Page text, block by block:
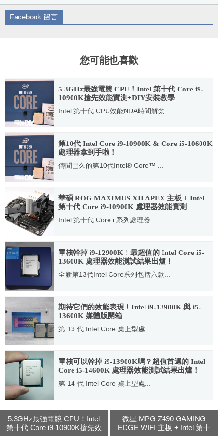
Facebook 留言
您可能也喜歡
5.3GHz最強電競 CPU！Intel 第十代 Core i9-
10900K搶先效能實測+DIY安裝教學
Intel 第十代 CPU效能NDA時間解禁...
2020.05.20
第10代 Intel Core i9-10900K & Core i5-10600K
處理器拿到手啦！
傳聞已久的第10代Intel® Core™ ...
華碩 ROG MAXIMUS XII APEX 主板 + Intel
第十代 Core i9-10900K 處理器效能實測
Intel 第十代 Core i 系列處理器...
2020.05.21
單核幹掉 i9-12900K！最超值的 Intel Core i5-
13600K 處理器效能測試結果出爐！
全新第13代Intel Core系列包括六款...
2022.10.21
期待它們的效能表現！Intel i9-13900K 與 i5-
13600K 媒體版開箱
第 13 代 Intel Core 桌上型處...
2022.10.11
單核可以幹掉 i9-13900K嗎？超值首選的 Intel
Core i5-14600K 處理器效能測試結果出爐！
第 14 代 Intel Core 桌上型處...
5.3GHz最強電競 CPU！Intel
第十代 Core i9-10900K搶先效
微星 MPG Z490 GAMING
EDGE WIFI 主板 + Intel 第十